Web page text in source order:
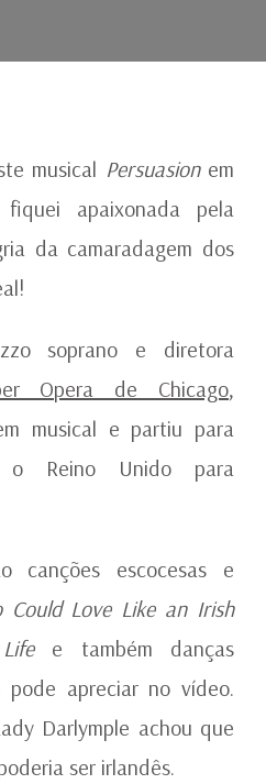
POR
musical Persuasionem
apaixonada pela
da camaradagem dos
soprano e diretora
Opera de Chicago,
musical e partiu para
Reino Unido para
canções escocesas e
Could Love Like an Irish
e também danças
pode apreciar no vídeo.
Darlymple achou que
ser irlandês.